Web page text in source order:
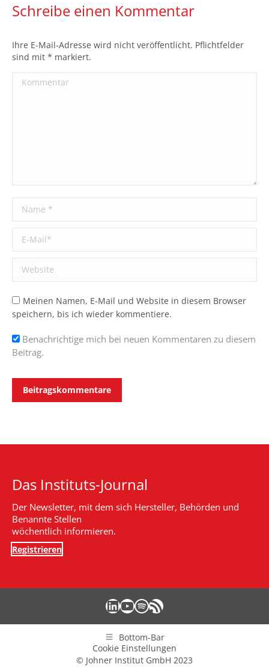
Schreibe einen Kommentar
Ihre E-Mail-Adresse wird nicht veröffentlicht. Pflichtfelder
sind mit * markiert.
Kommentar
Name *
E-Mail *
Website
Meinen Namen, E-Mail und Website in diesem Browser
speichern, bis ich wieder kommentiere.
Benachrichtige mich bei neuen Kommentaren zu diesem
Beitrag.
Beitragskommentare
Das Instituts-Journal
Der Newsletter, mit dem sich Hersteller, Behörden und
Benannte Stellen
wöchentlich informieren.
Registrieren
LinkedIn
YouTube
Spotify
RSS-Feed
Bottom-Bar
Cookie Einstellungen
© Johner Institut GmbH 2023